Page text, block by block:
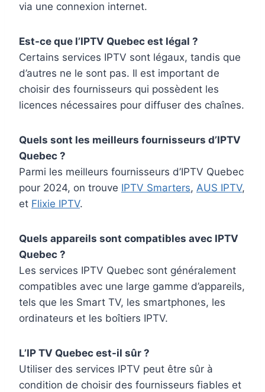
via une connexion internet.
Est-ce que l’IPTV Quebec est légal ?
Certains services IPTV sont légaux, tandis que
d’autres ne le sont pas. Il est important de
choisir des fournisseurs qui possèdent les
licences nécessaires pour diffuser des chaînes.
Quels sont les meilleurs fournisseurs d’IPTV
Quebec ?
Parmi les meilleurs fournisseurs d’IPTV Quebec
pour 2024, on trouve IPTV Smarters, AUS IPTV,
et Flixie IPTV.
Quels appareils sont compatibles avec IPTV
Quebec ?
Les services IPTV Quebec sont généralement
compatibles avec une large gamme d’appareils,
tels que les Smart TV, les smartphones, les
ordinateurs et les boîtiers IPTV.
L’IP TV Quebec est-il sûr ?
Utiliser des services IPTV peut être sûr à
condition de choisir des fournisseurs fiables et